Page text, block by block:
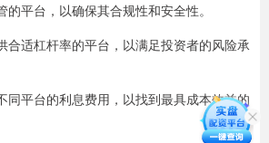
的平台，以确保其合规性和安全性。
合适杠杆率的平台，以满足投资者的风险承
同平台的利息费用，以找到最具成本效益的